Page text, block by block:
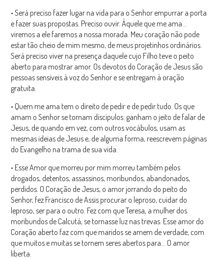
• Será preciso fazer lugar na vida para o Senhor empurrar a porta
e fazer suas propostas. Preciso ouvir. Àquele que me ama…
viremos a ele faremos a nossa morada. Meu coração não pode
estar tão cheio de mim mesmo, de meus projetinhos ordinários.
Será preciso viver na presença daquele cujo Filho teve o peito
aberto para mostrar amor. Os devotos do Coração de Jesus são
pessoas sensíveis à voz do Senhor e se entregam à oração
gratuita.
• Quem me ama tem o direito de pedir e de pedir tudo. Os que
amam o Senhor se tornam discípulos: ganham o jeito de falar de
Jesus, de quando em vez, com outros vocábulos, usam as
mesmas ideias de Jesus e, de alguma forma, reescrevem páginas
do Evangelho na trama de sua vida.
• Esse Amor que morreu por mim morreu também pelos
drogados, detentos, assassinos, moribundos, abandonados,
perdidos. O Coração de Jesus, o amor jorrando do peito do
Senhor, fez Francisco de Assis procurar o leproso, cuidar do
leproso, ser para o outro. Fez com que Teresa, a mulher dos
moribundos de Calcutá, se tornasse luz nas trevas. Esse amor do
Coração aberto faz com que maridos se amem de verdade, com
que muitos e muitas se tornem seres abertos para… O amor
liberta.